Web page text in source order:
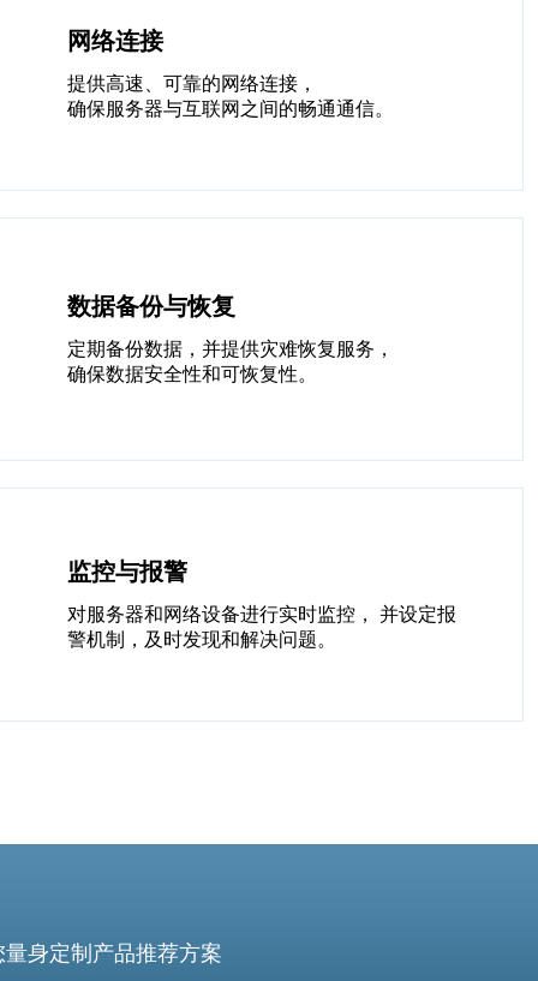
网络连接
提供高速、可靠的网络连接，
确保服务器与互联网之间的畅通通信。
数据备份与恢复
定期备份数据，并提供灾难恢复服务，
确保数据安全性和可恢复性。
监控与报警
对服务器和网络设备进行实时监控， 并设定报
警机制，及时发现和解决问题。
身定制产品推荐方案